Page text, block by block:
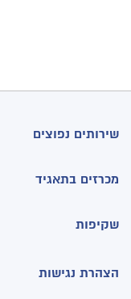
שירותים נפוצים
מכרזים בתאגיד
שקיפות
הצהרת נגישות